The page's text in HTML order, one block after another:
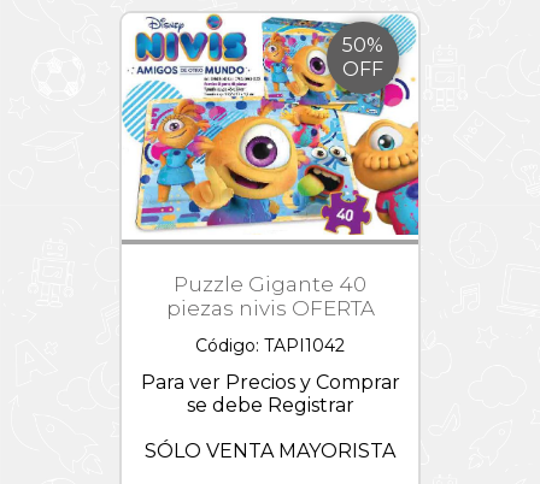
50%
OFF
Puzzle Gigante 40
piezas nivis OFERTA
Código: TAPI1042
Para ver Precios y Comprar
se debe Registrar
SÓLO VENTA MAYORISTA